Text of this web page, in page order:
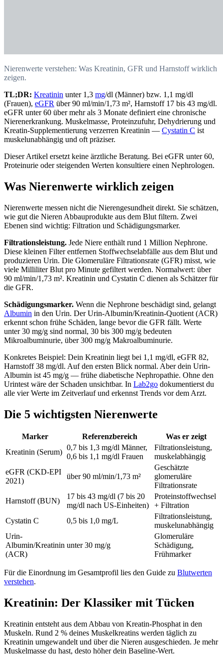
Nierenwerte verstehen: Was Kreatinin, GFR und Harnstoff wirklich
zeigen.
TL;DR: Kreatinin unter 1,3 mg/dl (Männer) bzw. 1,1 mg/dl
(Frauen), eGFR über 90 ml/min/1,73 m², Harnstoff 17 bis 43 mg/dl.
eGFR unter 60 über mehr als 3 Monate definiert eine chronische
Nierenerkrankung. Muskelmasse, Proteinzufuhr, Dehydrierung und
Kreatin-Supplementierung verzerren Kreatinin — Cystatin C ist
muskelunabhängig und oft präziser.
Dieser Artikel ersetzt keine ärztliche Beratung. Bei eGFR unter 60,
Proteinurie oder steigenden Werten konsultiere einen Nephrologen.
Was Nierenwerte wirklich zeigen
Nierenwerte messen nicht die Nierengesundheit direkt. Sie schätzen,
wie gut die Nieren Abbauprodukte aus dem Blut filtern. Zwei
Ebenen sind wichtig: Filtration und Schädigungsmarker.
Filtrationsleistung. Jede Niere enthält rund 1 Million Nephrone.
Diese kleinen Filter entfernen Stoffwechselabfälle aus dem Blut und
produzieren Urin. Die Glomeruläre Filtrationsrate (GFR) misst, wie
viele Milliliter Blut pro Minute gefiltert werden. Normalwert: über
90 ml/min/1,73 m². Kreatinin und Cystatin C dienen als Schätzer für
die GFR.
Schädigungsmarker. Wenn die Nephrone beschädigt sind, gelangt
Albumin in den Urin. Der Urin-Albumin/Kreatinin-Quotient (ACR)
erkennt schon frühe Schäden, lange bevor die GFR fällt. Werte
unter 30 mg/g sind normal, 30 bis 300 mg/g bedeuten
Mikroalbuminurie, über 300 mg/g Makroalbuminurie.
Konkretes Beispiel: Dein Kreatinin liegt bei 1,1 mg/dl, eGFR 82,
Harnstoff 38 mg/dl. Auf den ersten Blick normal. Aber dein Urin-
Albumin ist 45 mg/g — frühe diabetische Nephropathie. Ohne den
Urintest wäre der Schaden unsichtbar. In Lab2go dokumentierst du
alle vier Werte im Zeitverlauf und erkennst Trends vor dem Arzt.
Die 5 wichtigsten Nierenwerte
Marker Referenzbereich
Was er zeigt
Kreatinin (Serum)
0,7 bis 1,3 mg/dl Männer,
0,6 bis 1,1 mg/dl Frauen
Filtrationsleistung,
muskelabhängig
eGFR (CKD-EPI
2021)
über 90 ml/min/1,73 m²
Geschätzte
glomeruläre
Filtrationsrate
Harnstoff (BUN)
17 bis 43 mg/dl (7 bis 20
mg/dl nach US-Einheiten)
Proteinstoffwechsel
+ Filtration
Cystatin C
0,5 bis 1,0 mg/L
Filtrationsleistung,
muskelunabhängig
Urin-
Albumin/Kreatinin
(ACR)
unter 30 mg/g
Glomeruläre
Schädigung,
Frühmarker
Für die Einordnung im Gesamtprofil lies den Guide zu Blutwerten
verstehen.
Kreatinin: Der Klassiker mit Tücken
Kreatinin entsteht aus dem Abbau von Kreatin-Phosphat in den
Muskeln. Rund 2 % deines Muskelkreatins werden täglich zu
Kreatinin umgewandelt und über die Nieren ausgeschieden. Je mehr
Muskelmasse du hast, desto höher dein Baseline-Wert.